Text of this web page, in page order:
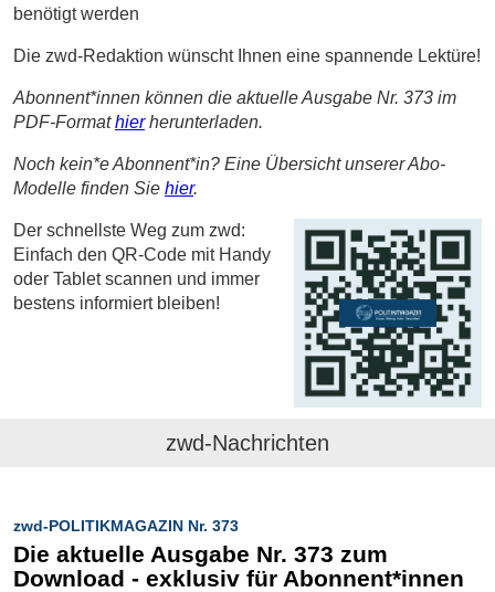
benötigt werden
Die zwd-Redaktion wünscht Ihnen eine spannende Lektüre!
Abonnent*innen können die aktuelle Ausgabe Nr. 373 im
PDF-Formathierherunterladen.
Noch kein*e Abonnent*in? Eine Übersicht unserer Abo-
Modelle finden Sie hier.
Der schnellste Weg zum zwd:
Einfach den QR-Code mit Handy
oder Tablet scannen und immer
bestens informiert bleiben!
zwd-Nachrichten
zwd-POLITIKMAGAZIN Nr. 373
Die aktuelle Ausgabe Nr. 373 zum
Download - exklusiv für Abonnent*innen